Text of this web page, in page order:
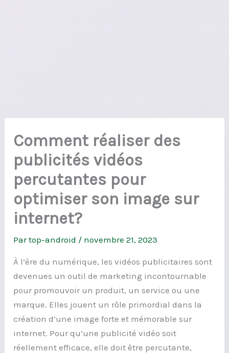
Comment réaliser des
publicités vidéos
percutantes pour
optimiser son image sur
internet?
Partop-android / novembre 21, 2023
À l’ère du numérique, les vidéos publicitaires sont
devenues un outil de marketing incontournable
pour promouvoir un produit, un service ou une
marque. Elles jouent un rôle primordial dans la
création d’une image forte et mémorable sur
internet. Pour qu’une publicité vidéo soit
réellement efficace, elle doit être percutante,